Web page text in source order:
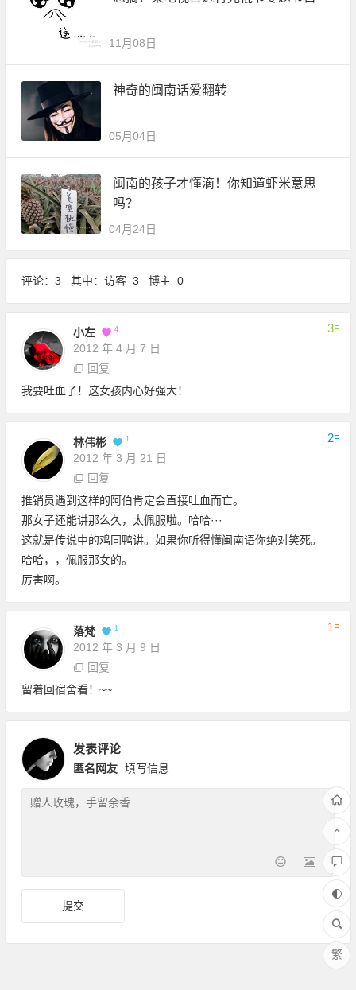
11月08日
神奇的闽南话爱翻转
05月04日
闽南的孩子才懂滴！你知道虾米意思
吗？
04月24日
评论：3 其中：访客 3 博主 0
小左 4
2012 年 4 月 7 日
3F
回复
我要吐血了！这女孩内心好强大！
林伟彬 1
2012 年 3 月 21 日
2F
回复
推销员遇到这样的阿伯肯定会直接吐血而亡。
那女子还能讲那么久，太佩服啦。哈哈···
这就是传说中的鸡同鸭讲。如果你听得懂闽南语你绝对笑死。
哈哈，，佩服那女的。
厉害啊。
落梵 1
2012 年 3 月 9 日
1F
回复
留着回宿舍看！~~
发表评论
匿名网友 填写信息
繁